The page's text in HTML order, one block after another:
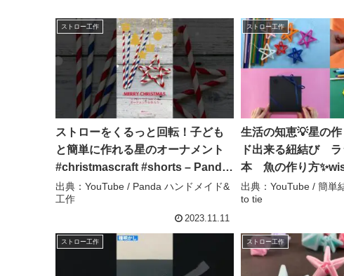
ストロー工作
ストローをくるっと回転！子ども
と簡単に作れる星のオーナメント
#christmascraft #shorts – Panda
ハンドメイド&工作
出典：YouTube / Panda ハンドメイド&
工作
2023.11.11
ストロー工作
生活の知恵💡星の
ド出来る紐結び ラ
本 魚の作り方
ーカー#ストロー工
#lifehacks#紐#畳み
折疊#DIY – 簡単結
to tie
出典：YouTube / 簡単
to tie
ストロー工作 ストロー工作